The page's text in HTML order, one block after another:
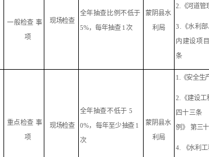
一般检查 事
项
现场检查
全年抽查比例不低于
5%，每年抽查 1 次
蒙阴县水
利局
2. 《河道管
3 .《水利
内建设项
条
重点检查 事
项
现场检查
全年抽查不低于 5
0%，每年至少抽查1
次
蒙阴县水
利局
1. 《安全生
2.《建设工
四十三条
例》 第三
4. 《水利